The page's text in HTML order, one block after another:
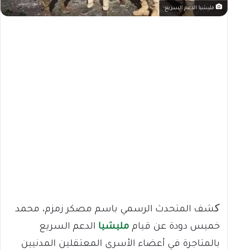
مليشيا الدعم السريع
کشف المتحدث الرسمي باسم مصكر زمزم، محمد
خميس دودة عن قيام مليشيا الدعم السريع
بالمتاجرة في أعضاء الأسرى المعتقلين المدنيين